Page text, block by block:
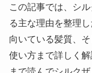
この記事では、シ
る主な理由を整理
向いている髪質、
使い方まで詳しく